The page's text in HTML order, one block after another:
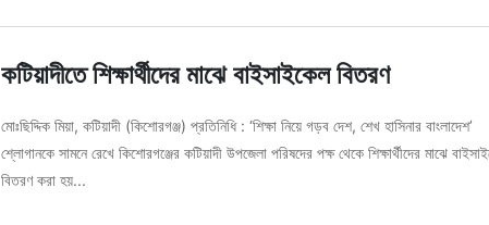
কটিয়াদীতে শিক্ষার্থীদের মাঝে বাইসাইকেল বিতরণ
মোঃছিদ্দিক মিয়া, কটিয়াদী (কিশোরগঞ্জ) প্রতিনিধি : ‘শিক্ষা নিয়ে গড়ব দেশ, শেখ হাসিনার বাংলাদেশ’
শ্লোগানকে সামনে রেখে কিশোরগঞ্জের কটিয়াদী উপজেলা পরিষদের পক্ষ থেকে শিক্ষার্থীদের মাঝে
বিতরণ করা হয়...